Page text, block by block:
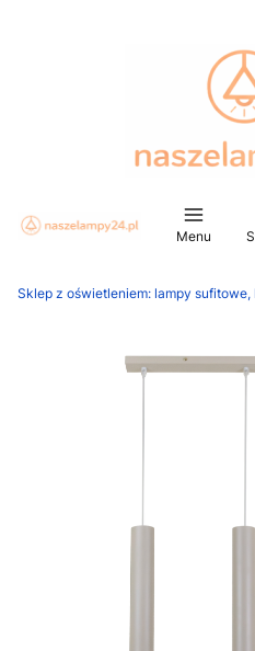
Menu
Sklep z oświetleniem: lampy